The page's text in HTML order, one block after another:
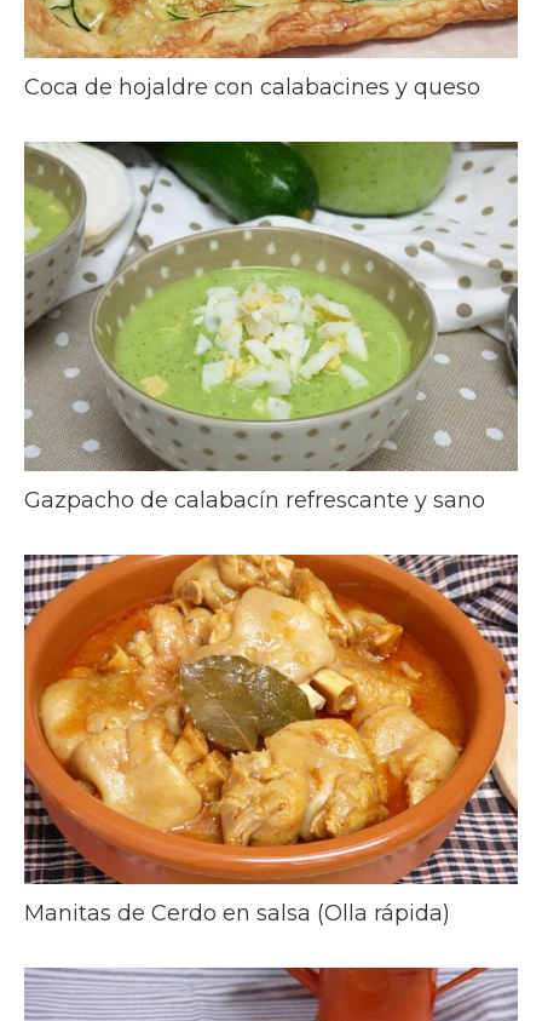
Coca de hojaldre con calabacines y queso
Gazpacho de calabacín refrescante y sano
Manitas de Cerdo en salsa (Olla rápida)